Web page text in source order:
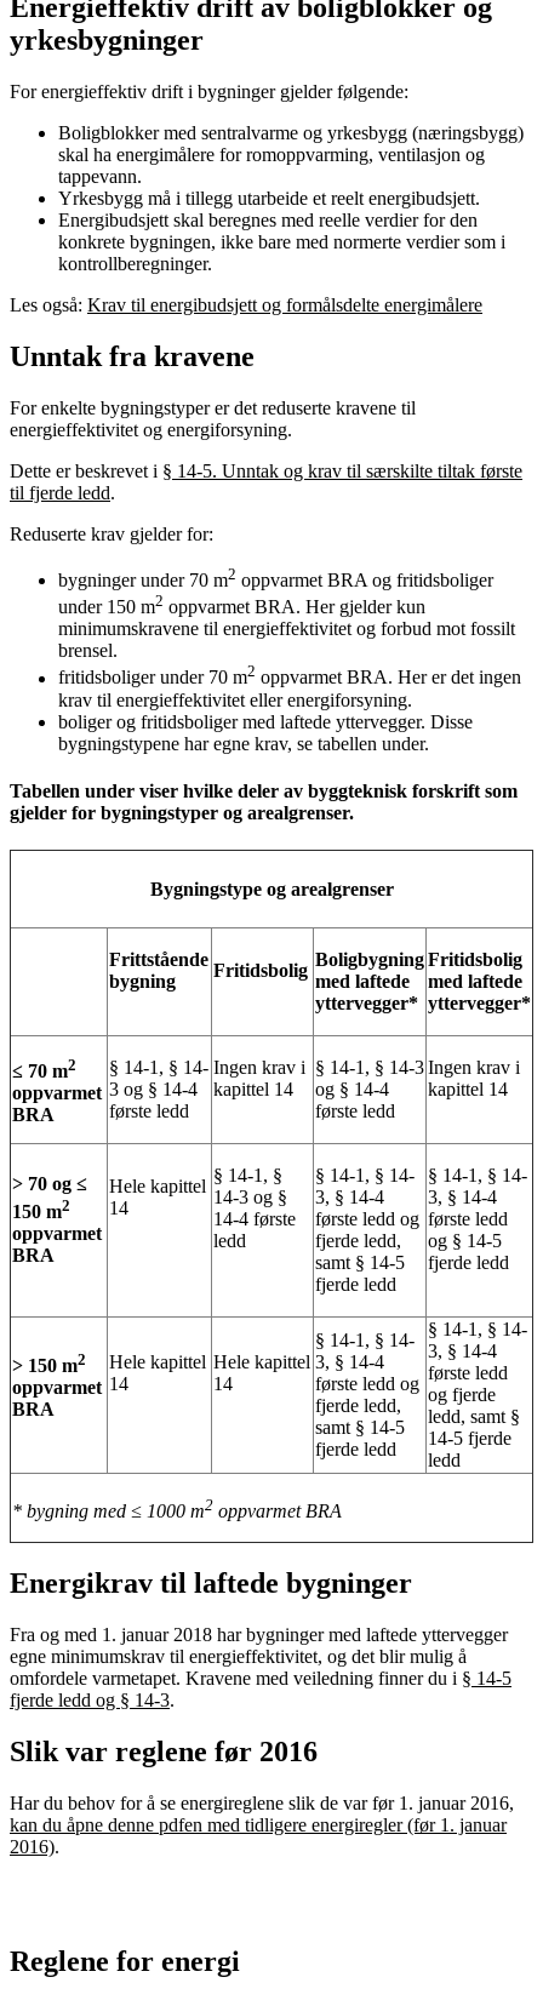
Energieffektiv drift av boligblokker og
yrkesbygninger
For energieffektiv drift i bygninger gjelder følgende:
Boligblokker med sentralvarme og yrkesbygg (næringsbygg)
skal ha energimålere for romoppvarming, ventilasjon og
tappevann.
Yrkesbygg må i tillegg utarbeide et reelt energibudsjett.
Energibudsjett skal beregnes med reelle verdier for den
konkrete bygningen, ikke bare med normerte verdier som i
kontrollberegninger.
Les også: Krav til energibudsjett og formålsdelte energimålere
Unntak fra kravene
For enkelte bygningstyper er det reduserte kravene til
energieffektivitet og energiforsyning.
Dette er beskrevet i § 14-5. Unntak og krav til særskilte tiltak første
til fjerde ledd.
Reduserte krav gjelder for:
bygninger under 70 m2 oppvarmet BRA og fritidsboliger
under 150 m2 oppvarmet BRA. Her gjelder kun
minimumskravene til energieffektivitet og forbud mot fossilt
brensel.
fritidsboliger under 70 m2 oppvarmet BRA. Her er det ingen
krav til energieffektivitet eller energiforsyning.
boliger og fritidsboliger med laftede yttervegger. Disse
bygningstypene har egne krav, se tabellen under.
Tabellen under viser hvilke deler av byggteknisk forskrift som
gjelder for bygningstyper og arealgrenser.
Bygningstype og arealgrenser
Frittstående
bygning
Fritidsbolig
Boligbygning
med laftede
yttervegger*
Fritidsbolig
med laftede
yttervegger*
≤ 70 m2
oppvarmet
BRA
§ 14-1, § 14-
3 og § 14-4
første ledd
Ingen krav i
kapittel 14
§ 14-1, § 14-3
og § 14-4
første ledd
Ingen krav i
kapittel 14
> 70 og ≤
150 m2
oppvarmet
BRA
Hele kapittel
14
§ 14-1, §
14-3 og §
14-4 første
ledd
§ 14-1, § 14-
3, § 14-4
første ledd og
fjerde ledd,
samt § 14-5
fjerde ledd
§ 14-1, § 14-
3, § 14-4
første ledd
og § 14-5
fjerde ledd
> 150 m2
oppvarmet
BRA
Hele kapittel
14
Hele kapittel
14
§ 14-1, § 14-
3, § 14-4
første ledd og
fjerde ledd,
samt § 14-5
fjerde ledd
§ 14-1, § 14-
3, § 14-4
første ledd
og fjerde
ledd, samt §
14-5 fjerde
ledd
* bygning med ≤ 1000 m2 oppvarmet BRA
Energikrav til laftede bygninger
Fra og med 1. januar 2018 har bygninger med laftede yttervegger
egne minimumskrav til energieffektivitet, og det blir mulig å
omfordele varmetapet. Kravene med veiledning finner du i § 14-5
fjerde ledd og § 14-3.
Slik var reglene før 2016
Har du behov for å se energireglene slik de var før 1. januar 2016,
kan du åpne denne pdfen med tidligere energiregler (før 1. januar
2016).
Reglene for energi